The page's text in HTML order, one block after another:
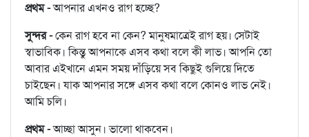
প্রথম -আপনার এখনও রাগ হচ্ছে?
সুন্দর -কেন রাগ হবে না কেন? মানুষমাত্রেই রাগ হয়। সেটাই
স্বাভাবিক। কিন্তু আপনাকে এসব কথা বলে কী লাভ। আপনি তো
আবার এইখানে এমন সময় দাঁড়িয়ে সব কিছুই গুলিয়ে দিতে
চাইছেন। যাক আপনার সঙ্গে এসব কথা বলে কোনও লাভ নেই।
আমি চলি।
প্রথম -আচ্ছা আসুন। ভালো থাকবেন।